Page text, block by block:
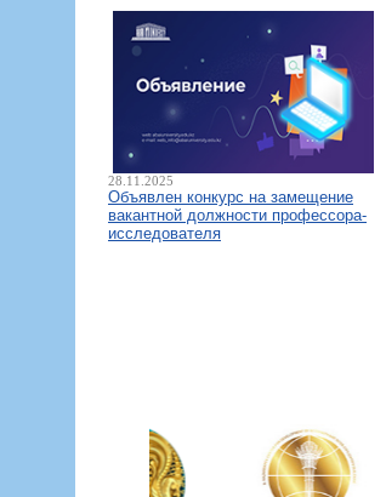
28.11.2025
Объявлен конкурс на замещение
вакантной должности профессора-
исследователя